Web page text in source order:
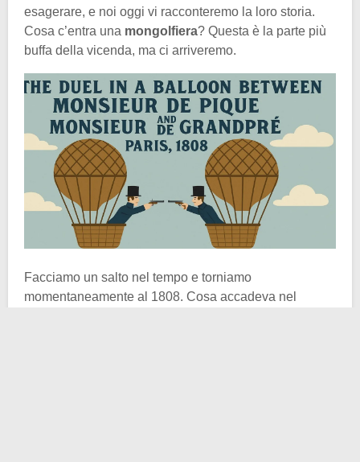
esagerare, e noi oggi vi racconteremo la loro storia.
Cosa c’entra una mongolfiera? Questa è la parte più
buffa della vicenda, ma ci arriveremo.
Facciamo un salto nel tempo e torniamo
momentaneamente al 1808. Cosa accadeva nel